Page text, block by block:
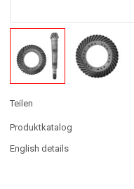
Teilen
Produktkatalog
English details